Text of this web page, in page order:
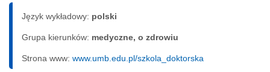
Język wykładowy: polski
Grupa kierunków: medyczne, o zdrowiu
Strona www: www.umb.edu.pl/szkola_doktorska